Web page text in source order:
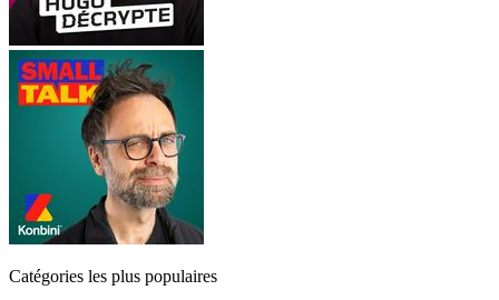
Catégories les plus populaires